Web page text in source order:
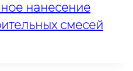
нанесение
смесей